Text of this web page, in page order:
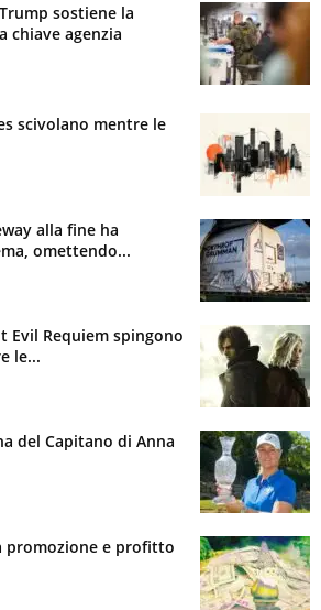
sostiene la
chiave agenzia
scivolano mentre le
alla fine ha
omettendo...
Evil Requiem spingono
le...
del Capitano di Anna
promozione e profitto